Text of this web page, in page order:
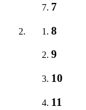
7
8
9
10
11